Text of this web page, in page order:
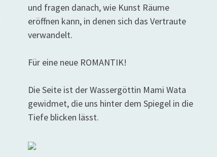
und fragen danach, wie Kunst Räume
eröffnen kann, in denen sich das Vertraute
verwandelt.
Für eine neue ROMANTIK!
Die Seite ist der Wassergöttin Mami Wata
gewidmet, die uns hinter dem Spiegel in die
Tiefe blicken lässt.